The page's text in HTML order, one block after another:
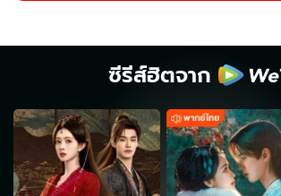
ซีรีส์ฮิตจาก